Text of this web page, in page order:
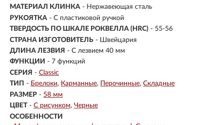
МАТЕРИАЛ КЛИНКА - Нержавеющая сталь
РУКОЯТКА - С пластиковой ручкой
ТВЕРДОСТЬ ПО ШКАЛЕ РОКВЕЛЛА (HRC) - 55-56
СТРАНА ИЗГОТОВИТЕЛЬ - Швейцария
ДЛИНА ЛЕЗВИЯ - С лезвием 40 мм
ФУНКЦИИ - 7 функций
СЕРИЯ - Classic
ТИП - Брелоки Карманные Перочинные Складные
РАЗМЕР - 58 мм
ЦВЕТ - С рисунком Черные
ОСОБЕННОСТИ